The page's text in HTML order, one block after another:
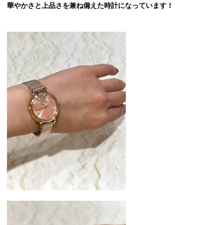
華やかさと上品さを兼ね備えた時計になっています！